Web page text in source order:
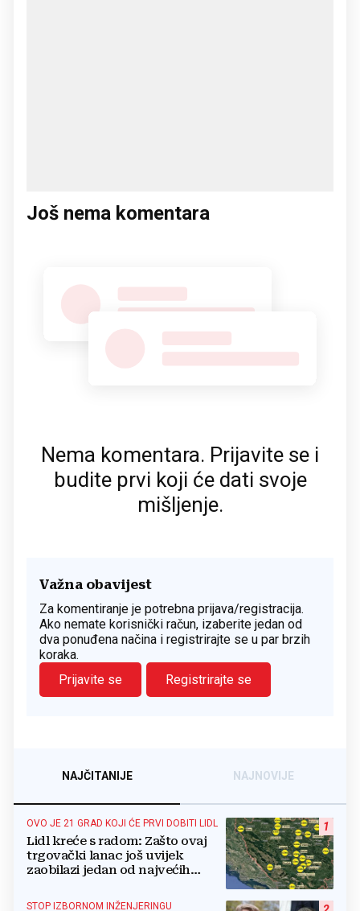
Još nema komentara
Nema komentara. Prijavite se i
budite prvi koji će dati svoje
mišljenje.
Važna obavijest
Za komentiranje je potrebna prijava/registracija.
Ako nemate korisnički račun, izaberite jedan od
dva ponuđena načina i registrirajte se u par brzih
koraka.
Prijavite se
Registrirajte se
NAJČITANIJE NAJNOVIJE
1
OVO JE 21 GRAD KOJI ĆE PRVI DOBITI LIDL
Lidl kreće s radom: Zašto ovaj
trgovački lanac još uvijek
zaobilazi jedan od najvećih
STOP IZBORNOM INŽENJERINGU